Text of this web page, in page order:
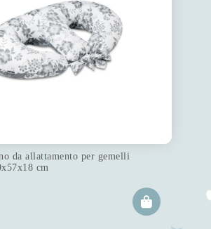
da allattamento per gemelli
cm